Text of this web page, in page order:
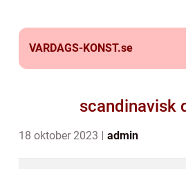
VARDAGS-KONST.se
scandinavisk
18 oktober 2023 admin